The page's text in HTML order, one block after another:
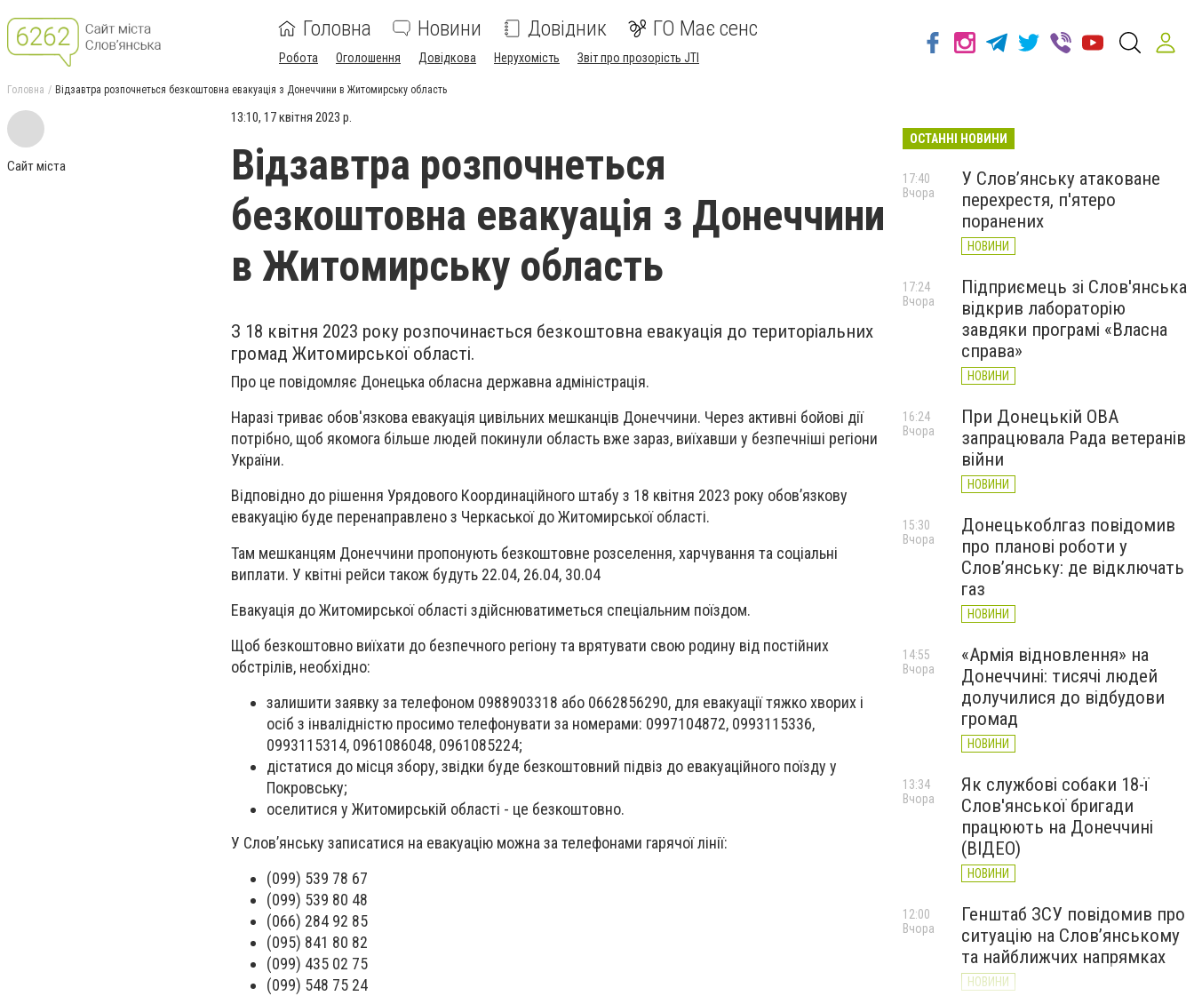
Головна Новини Довідник ГО Має сенс
Робота Оголошення Довідкова Нерухомість Звіт про прозорість JTI
Головна Відзавтра розпочнеться безкоштовна евакуація з Донеччини в Житомирську область
Сайт міста
13:10, 17 квітня 2023 р.
Відзавтра розпочнеться
безкоштовна евакуація з Донеччини
в Житомирську область
З 18 квітня 2023 року розпочинається безкоштовна евакуація до територіальних
громад Житомирської області.
Про це повідомляє Донецька обласна державна адміністрація.
Наразі триває обов'язкова евакуація цивільних мешканців Донеччини. Через активні бойові дії
потрібно, щоб якомога більше людей покинули область вже зараз, виїхавши у безпечніші регіони
України.
Відповідно до рішення Урядового Координаційного штабу з 18 квітня 2023 року обов’язкову
евакуацію буде перенаправлено з Черкаської до Житомирської області.
Там мешканцям Донеччини пропонують безкоштовне розселення, харчування та соціальні
виплати. У квітні рейси також будуть 22.04, 26.04, 30.04
Евакуація до Житомирської області здійснюватиметься спеціальним поїздом.
Щоб безкоштовно виїхати до безпечного регіону та врятувати свою родину від постійних
обстрілів, необхідно:
залишити заявку за телефоном 0988903318 або 0662856290, для евакуації тяжко хворих і
осіб з інвалідністю просимо телефонувати за номерами: 0997104872, 0993115336,
0993115314, 0961086048, 0961085224;
дістатися до місця збору, звідки буде безкоштовний підвіз до евакуаційного поїзду у
Покровську;
оселитися у Житомирській області - це безкоштовно.
У Слов’янську записатися на евакуацію можна за телефонами гарячої лінії:
(099) 539 78 67
(099) 539 80 48
(066) 284 92 85
(095) 841 80 82
(099) 435 02 75
(099) 548 75 24
ОСТАННІ НОВИНИ
У Слов’янську атаковане
перехрестя, п'ятеро
поранених
НОВИНИ
17:40
Вчора
Підприємець зі Слов'янська
відкрив лабораторію
завдяки програмі «Власна
справа»
НОВИНИ
17:24
Вчора
При Донецькій ОВА
запрацювала Рада ветеранів
війни
НОВИНИ
16:24
Вчора
Донецькоблгаз повідомив
про планові роботи у
Слов’янську: де відключать
газ
НОВИНИ
15:30
Вчора
«Армія відновлення» на
Донеччині: тисячі людей
долучилися до відбудови
громад
НОВИНИ
14:55
Вчора
Як службові собаки 18-ї
Слов'янської бригади
працюють на Донеччині
(ВІДЕО)
НОВИНИ
13:34
Вчора
Генштаб ЗСУ повідомив про
ситуацію на Слов’янському
та найближчих напрямках
НОВИНИ
12:00
Вчора